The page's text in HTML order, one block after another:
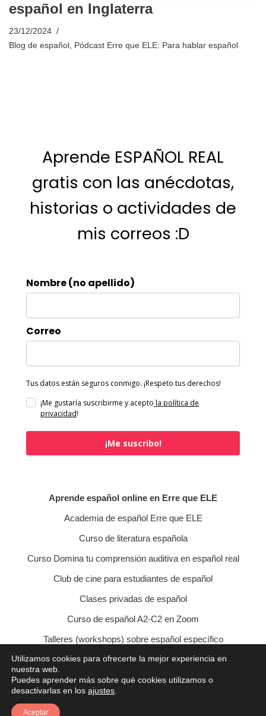
español en Inglaterra
23/12/2024
Blog de español , Pódcast Erre que ELE: Para hablar español
Aprende ESPAÑOL REAL
gratis con las anécdotas,
historias o actividades de
mis correos :D
Nombre (no apellido)
Correo
Tus datos están seguros conmigo. ¡Respeto tus derechos!
¡Me gustaría suscribirme y acepto la política de
privacidad!
¡Me suscribo!
Aprende español online en Erre que ELE
Academia de español Erre que ELE
Curso de literatura española
Curso Domina tu comprensión auditiva en español real
Club de cine para estudiantes de español
Clases privadas de español
Curso de español A2-C2 en Zoom
Talleres (workshops) sobre español específico
Curso de conversación veraniego
Política de privacidad
Política de cookies
Condiciones de contratación
Utilizamos cookies para ofrecerte la mejor experiencia en
nuestra web.
Puedes aprender más sobre qué cookies utilizamos o
desactivarlas en los ajustes
Aceptar